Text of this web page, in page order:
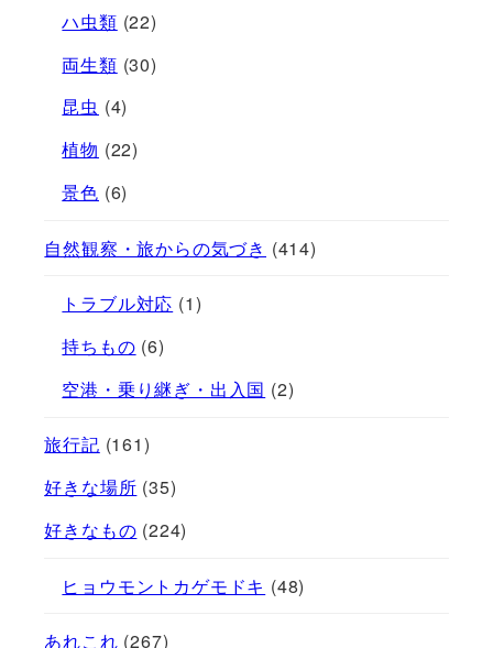
ハ虫類 (22)
両生類 (30)
昆虫 (4)
植物 (22)
景色 (6)
自然観察・旅からの気づき (414)
トラブル対応 (1)
持ちもの (6)
空港・乗り継ぎ・出入国 (2)
旅行記 (161)
好きな場所 (35)
好きなもの (224)
ヒョウモントカゲモドキ (48)
あれこれ (267)